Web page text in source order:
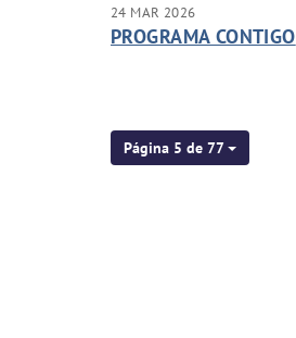
24 MAR 2026
PROGRAMA CONTIGO
Página 5 de 77